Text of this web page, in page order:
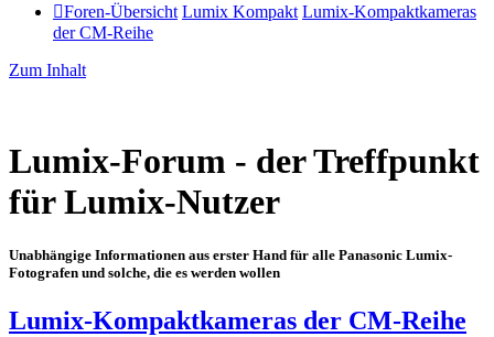
Foren-Übersicht Lumix Kompakt Lumix-Kompaktkameras
der CM-Reihe
Zum Inhalt
Lumix-Forum - der Treffpunkt
für Lumix-Nutzer
Unabhängige Informationen aus erster Hand für alle Panasonic Lumix-
Fotografen und solche, die es werden wollen
Lumix-Kompaktkameras der CM-Reihe